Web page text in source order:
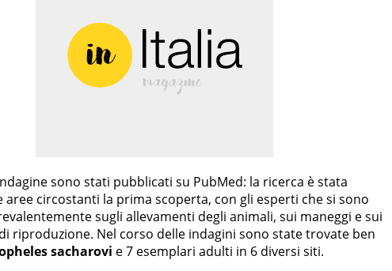
sono stati pubblicati su PubMed: la ricerca è stata
aree circostanti la prima scoperta, con gli esperti che si sono
sugli allevamenti degli animali, sui maneggi e sui
riproduzione. Nel corso delle indagini sono state trovate ben
sacharovi e 7 esemplari adulti in 6 diversi siti.